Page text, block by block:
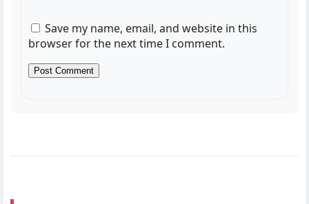
Save my name, email, and website in this
browser for the next time I comment.